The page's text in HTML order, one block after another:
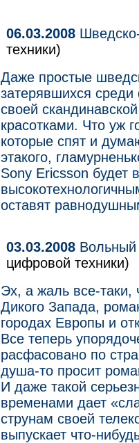
06.03.2008
техники)
Даже простые
затерявшихся
своей
красотками. Что уж
которые спят и
этакого,
Sony Ericsson будет
оставят
03.03.2008 Вольный
цифровой техники)
Эх, а жаль все-таки,
Дикого Запада,
городах Европы и
Все теперь
расфасовано по
душа-то просит
И даже такой
временами дает
струнам своей
выпускает что-